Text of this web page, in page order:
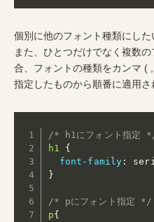
個別に他のフォント種類にした
また、ひとつだけでなく複数
合、フォントの種類をカンマ (
指定したものから順番に適用さ
/* h1にフォント指定
h1
{
font-family :
}
/* pにフォント指定 */
p{